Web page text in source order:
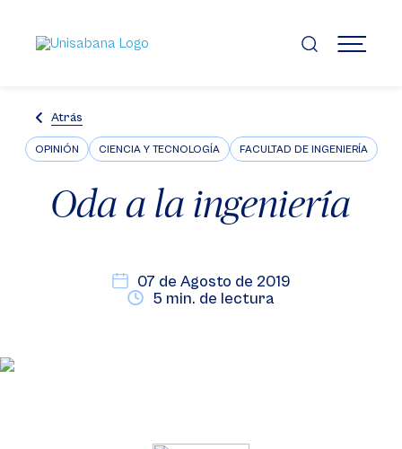
contenido
principal
MENÚ
Atrás
OPINIÓN CIENCIA Y TECNOLOGÍA FACULTAD DE INGENIERÍA
Oda a la ingeniería
07 de Agosto de 2019
5 min. de lectura